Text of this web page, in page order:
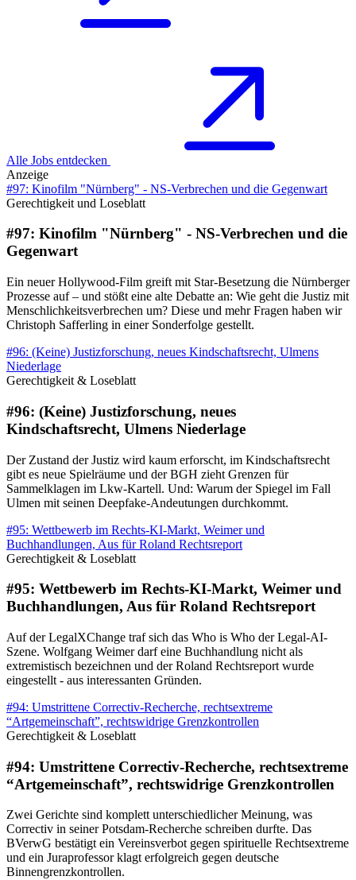
Alle Jobs entdecken
Anzeige
#97: Kinofilm "Nürnberg" - NS-Verbrechen und die Gegenwart
Gerechtigkeit und Loseblatt
#97: Kinofilm "Nürnberg" - NS-Verbrechen und die
Gegenwart
Ein neuer Hollywood‑Film greift mit Star‑Besetzung die Nürnberger
Prozesse auf – und stößt eine alte Debatte an: Wie geht die Justiz mit
Menschlichkeitsverbrechen um? Diese und mehr Fragen haben wir
Christoph Safferling in einer Sonderfolge gestellt.
#96: (Keine) Justizforschung, neues Kindschaftsrecht, Ulmens
Niederlage
Gerechtigkeit & Loseblatt
#96: (Keine) Justizforschung, neues
Kindschaftsrecht, Ulmens Niederlage
Der Zustand der Justiz wird kaum erforscht, im Kindschaftsrecht
gibt es neue Spielräume und der BGH zieht Grenzen für
Sammelklagen im Lkw‑Kartell. Und: Warum der Spiegel im Fall
Ulmen mit seinen Deepfake‑Andeutungen durchkommt.
#95: Wettbewerb im Rechts-KI-Markt, Weimer und
Buchhandlungen, Aus für Roland Rechtsreport
Gerechtigkeit & Loseblatt
#95: Wettbewerb im Rechts-KI-Markt, Weimer und
Buchhandlungen, Aus für Roland Rechtsreport
Auf der LegalXChange traf sich das Who is Who der Legal-AI-
Szene. Wolfgang Weimer darf eine Buchhandlung nicht als
extremistisch bezeichnen und der Roland Rechtsreport wurde
eingestellt - aus interessanten Gründen.
#94: Umstrittene Correctiv-Recherche, rechtsextreme
“Artgemeinschaft”, rechtswidrige Grenzkontrollen
Gerechtigkeit & Loseblatt
#94: Umstrittene Correctiv-Recherche, rechtsextreme
“Artgemeinschaft”, rechtswidrige Grenzkontrollen
Zwei Gerichte sind komplett unterschiedlicher Meinung, was
Correctiv in seiner Potsdam-Recherche schreiben durfte. Das
BVerwG bestätigt ein Vereinsverbot gegen spirituelle Rechtsextreme
und ein Juraprofessor klagt erfolgreich gegen deutsche
Binnengrenzkontrollen.